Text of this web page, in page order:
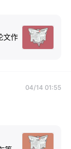
文作
04/14 01:55